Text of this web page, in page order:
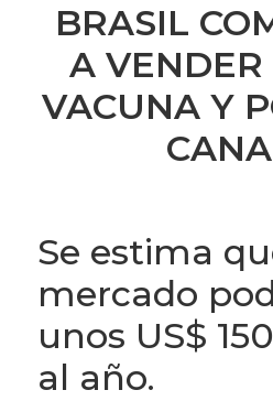
BRASIL
A VENDER
VACUNA Y
Se estima
mercado
unos US$
al año.